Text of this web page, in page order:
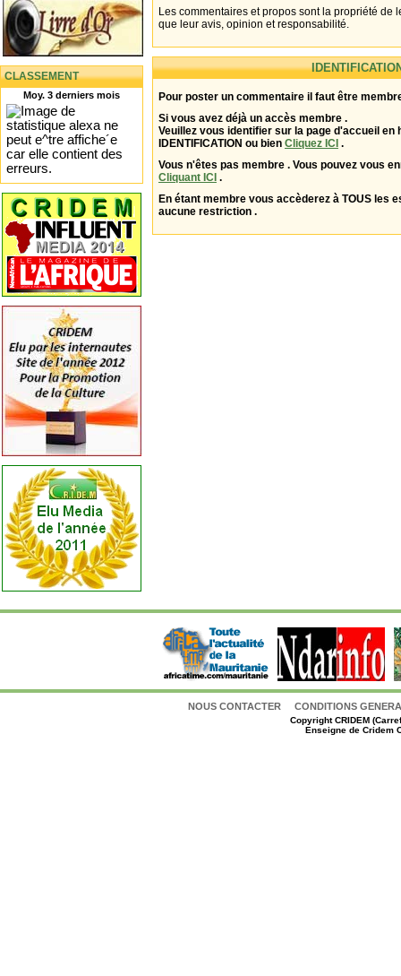
CLASSEMENT
Moy. 3 derniers mois
Les commentaires et propos sont la propriété de
que leur avis, opinion et responsabilité.
Pour poster un commentaire il faut être
Si vous avez déjà un accès membre .
Veuillez vous identifier sur la page d'accueil en
IDENTIFICATION ou bien Cliquez ICI .
Vous n'êtes pas membre . Vous pouvez vous
Cliquant ICI .
En étant membre vous accèderez à TOUS les
aucune restriction .
NOUS CONTACTER CONDITIONS
CopyrightCRIDEM
Enseigne de Cridem